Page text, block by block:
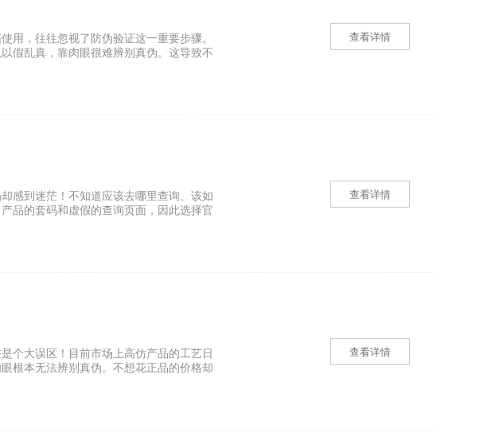
用，往往忽视了防伪验证这一重要步骤。
假乱真，靠肉眼很难辨别真伪。这导致不
查看详情
感到迷茫！不知道应该去哪里查询、该如
品的套码和虚假的查询页面，因此选择官
查看详情
个大误区！目前市场上高仿产品的工艺日
根本无法辨别真伪。不想花正品的价格却
查看详情